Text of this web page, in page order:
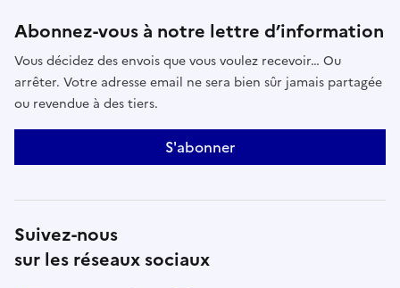
Abonnez-vous à notre lettre d’information
Vous décidez des envois que vous voulez recevoir… Ou
arrêter. Votre adresse email ne sera bien sûr jamais partagée
ou revendue à des tiers.
S'abonner
Suivez-nous
sur les réseaux sociaux